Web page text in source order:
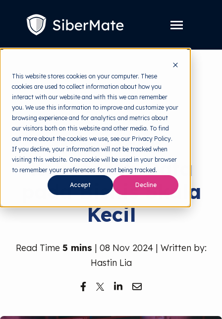
This website stores cookies on your computer. These
cookies are used to collect information about how you
interact with our website and with this we can remember
you. We use this information to improve and customize your
browsing experience and for analytics and metrics about
our visitors both on this website and other media. To find
out more about the cookies we use, see our Privacy Policy.
If you decline, your information will not be tracked when
visiting this website. One cookie will be used in your browser
to remember your preferences for not being tracked.
Accept Decline
Toggle
Layanan
children
for
Layanan
Harga
Resources Toggle
children
for
Resources
Tools Gratis Toggle
children
for
Tools
Tentang
back to HRMI
Data Breach
Mencegah
Kebocoran Data
pada Bisnis Skala
Kecil
Read Time 5 mins | 08 Nov 2024 | Written by:
Hastin Lia